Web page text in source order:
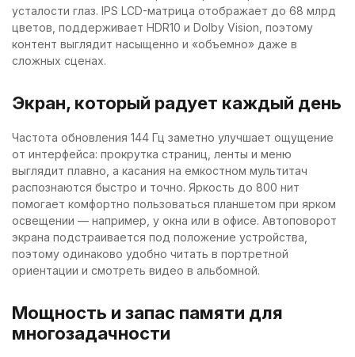
усталости глаз. IPS LCD-матрица отображает до 68 млрд
цветов, поддерживает HDR10 и Dolby Vision, поэтому
контент выглядит насыщенно и «объемно» даже в
сложных сценах.
Экран, который радует каждый день
Частота обновления 144 Гц заметно улучшает ощущение
от интерфейса: прокрутка страниц, ленты и меню
выглядит плавно, а касания на емкостном мультитач
распознаются быстро и точно. Яркость до 800 нит
помогает комфортно пользоваться планшетом при ярком
освещении — например, у окна или в офисе. Автоповорот
экрана подстраивается под положение устройства,
поэтому одинаково удобно читать в портретной
ориентации и смотреть видео в альбомной.
Мощность и запас памяти для
многозадачности